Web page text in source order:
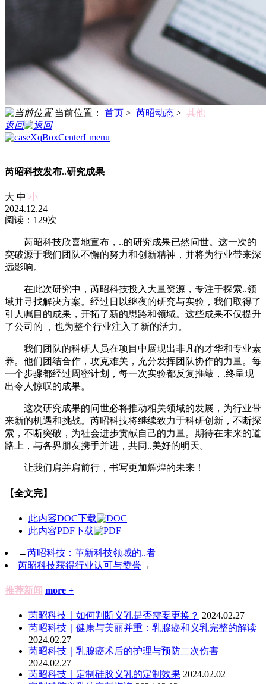
当前位置： 首页 > 芮昭动态 > 其他
返回
芮昭科技发布..研究成果
大 中 小
2024.12.24
阅读：129次
芮昭科技欣喜地宣布，..的研究成果已然问世。这一次的
突破源于我们团队不懈的努力和创新精神，并将为行业带来深
远影响。
在此次研究中，芮昭科技投入大量资源，专注于探索..领
域并寻找解决方案。经过日以继夜的研究与实验，我们取得了
引人瞩目的成果，开拓了新的思路和领域。这些成果不仅提升
了公司的 ，也为整个行业注入了新的活力。
我们团队的科研人员在项目中展现出非凡的才华和专业素
养。他们团结合作，攻克难关，充分发挥团队协作的力量。每
一个步骤都经过周密计划，每一次实验都反复推敲，.终呈现
出令人惊叹的成果。
这次研究成果的问世必将推动相关领域的发展，为行业带
来新的机遇和挑战。芮昭科技将继续致力于科研创新，不断探
索，不断突破，为社会进步贡献自己的力量。期待在未来的道
路上，与各界朋友携手并进，共同..美好的明天。
让我们肩并肩前行，书写更加辉煌的未来！
【全文完】
此内容DOC下载
此内容PDF下载
←芮昭科技：革新科技领域的..者
芮昭科技获得行业认可与赞誉→
推荐新闻 more +
芮昭科技｜如何判断义乳是否需要更换？ 2024.02.27
芮昭科技｜健康与美丽并重：乳腺癌和义乳完整的解读
2024.02.27
​芮昭科技｜乳腺癌术后的护理与预防二次伤害
2024.02.27
芮昭科技｜定制硅胶义乳的定制效果 2024.02.02